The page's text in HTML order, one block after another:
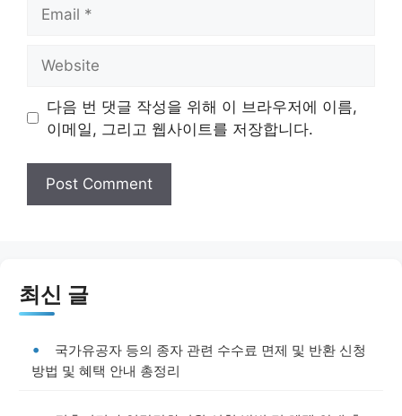
다음 번 댓글 작성을 위해 이 브라우저에 이름,
이메일, 그리고 웹사이트를 저장합니다.
최신 글
국가유공자 등의 종자 관련 수수료 면제 및 반환 신청
방법 및 혜택 안내 총정리